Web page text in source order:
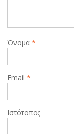
Όνομα *
Email *
Ιστότοπος